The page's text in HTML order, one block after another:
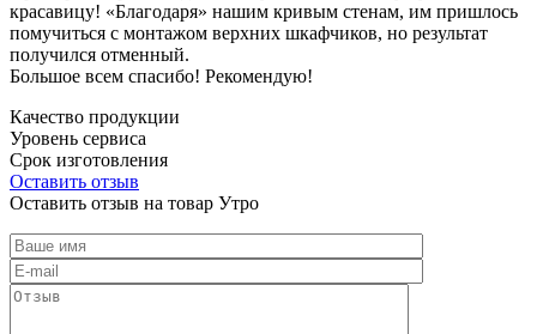
красавицу! «Благодаря» нашим кривым стенам, им пришлось
помучиться с монтажом верхних шкафчиков, но результат
получился отменный.
Большое всем спасибо! Рекомендую!
Качество продукции
Уровень сервиса
Срок изготовления
Оставить отзыв
Оставить отзыв на товар Утро